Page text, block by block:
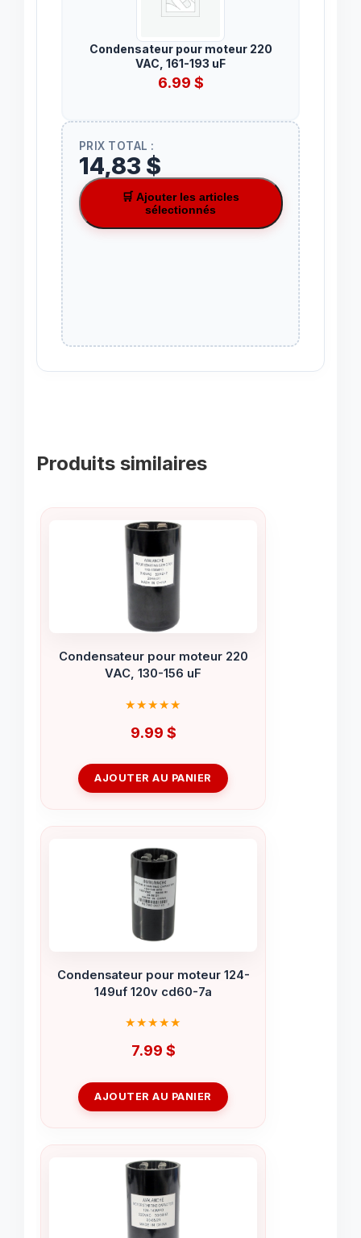
Condensateur pour moteur 220
VAC, 161-193 uF
6.99 $
PRIX TOTAL :
14,83 $
🛒 Ajouter les articles
sélectionnés
Produits similaires
Condensateur pour moteur 220
VAC, 130-156 uF
9.99 $
AJOUTER AU PANIER
Condensateur pour moteur 124-
149uf 120v cd60-7a
7.99 $
AJOUTER AU PANIER